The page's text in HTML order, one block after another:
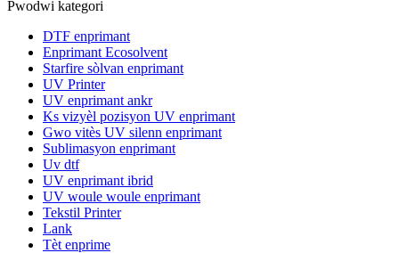
Pwodwi kategori
DTF enprimant
Enprimant Ecosolvent
Starfire sòlvan enprimant
UV Printer
UV enprimant ankr
Ks vizyèl pozisyon UV enprimant
Gwo vitès UV silenn enprimant
Sublimasyon enprimant
Uv dtf
UV enprimant ibrid
UV woule woule enprimant
Tekstil Printer
Lank
Tèt enprime